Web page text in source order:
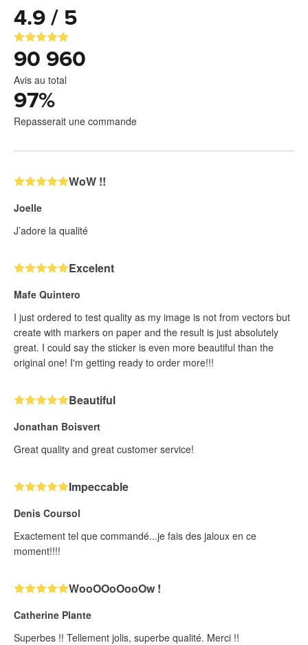
4.9 / 5
90 960
Avis au total
97%
Repasserait une commande
WoW !!
Joelle
J’adore la qualité
Excelent
Mafe Quintero
I just ordered to test quality as my image is not from vectors but
create with markers on paper and the result is just absolutely
great. I could say the sticker is even more beautiful than the
original one! I'm getting ready to order more!!!
Beautiful
Jonathan Boisvert
Great quality and great customer service!
Impeccable
Denis Coursol
Exactement tel que commandé...je fais des jaloux en ce
moment!!!!
WooOOoOooOw !
Catherine Plante
Superbes !! Tellement jolis, superbe qualité. Merci !!